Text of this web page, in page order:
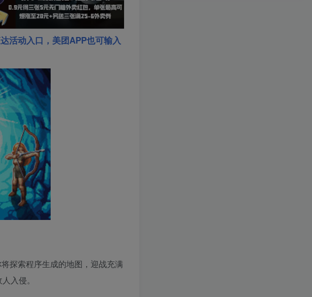
活动入口，美团APP也可输入
探索程序生成的地图，迎战充满
入侵。